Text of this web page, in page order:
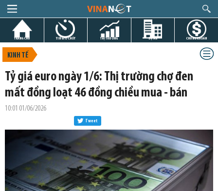
TRANG CHỦ TIN GIỜ CHÓT THỊ TRƯỜNG DỰ ÁN CHỨNG KHOÁN
KINH TẾ
Tỷ giá euro ngày 1/6: Thị trường chợ đen
mất đồng loạt 46 đồng chiều mua - bán
10:01 01/06/2026
Tweet